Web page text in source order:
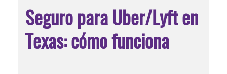
Seguro para Uber/Lyft en
Texas: cómo funciona